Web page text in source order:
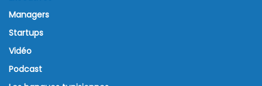
Managers
Startups
Vidéo
Podcast